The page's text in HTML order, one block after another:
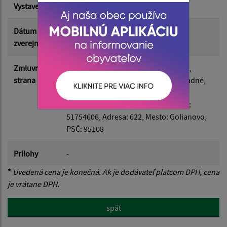
Suma do:
Vystavená
Dátum
zverejnenia
25.06.2025
Zmluvná
strana
Odberateľ: Záhradné, IČO: 00328022,
Adresa: Tulčícka 271/2, Mesto: Záhradné,
PSČ: 08216
: Jumbo-Market s.r.o., IČO:
51754606, Adresa: 622, Mesto: Golianovo,
PSČ: 95108
Prílohy
-
* Uvedená cena je konečná. Ak je dodávateľ platcom DPH, cena
je vrátane DPH.
späť